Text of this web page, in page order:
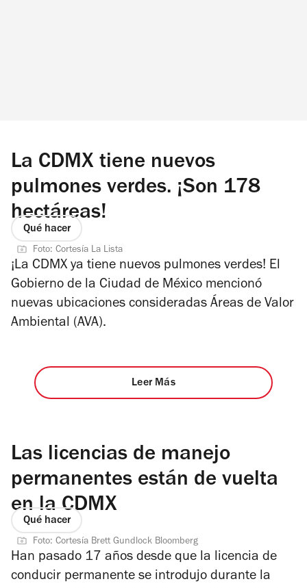
La CDMX tiene nuevos
pulmones verdes. ¡Son 178
hectáreas!
Qué hacer
Foto: Cortesía La Lista
¡La CDMX ya tiene nuevos pulmones verdes! El
Gobierno de la Ciudad de México mencionó
nuevas ubicaciones consideradas Áreas de Valor
Ambiental (AVA).
Leer Más
Las licencias de manejo
permanentes están de vuelta
en la CDMX
Qué hacer
Foto: Cortesía Brett Gundlock Bloomberg
Han pasado 17 años desde que la licencia de
conducir permanente se introdujo durante la